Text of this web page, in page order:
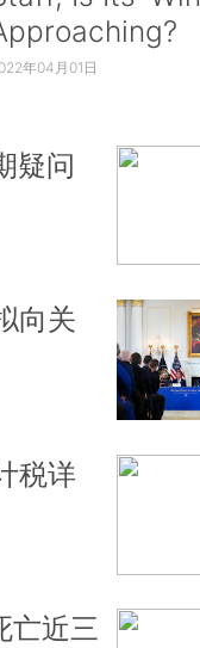
年04月01日
疑问
向关
税详
亡近三